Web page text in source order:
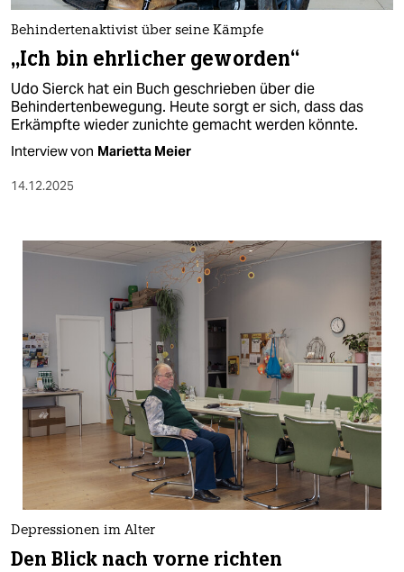
nord
wahrheit
verlag
verlag
unterstützen
genossenschaft
epaper login
Behindertenaktivist über seine Kämpfe
„Ich bin ehrlicher geworden“
Udo Sierck hat ein Buch geschrieben über die
Behinderten­bewegung. Heute sorgt er sich, dass das
Erkämpfte wieder zunichte gemacht werden könnte.
Interview von Marietta Meier
14.12.2025
Depressionen im Alter
Den Blick nach vorne richten